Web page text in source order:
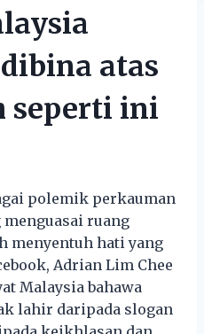
atas
seperti ini
polemik perkauman
menguasai ruang
menyentuh hati yang
Adrian Lim Chee
Malaysia bahawa
lahir daripada slogan